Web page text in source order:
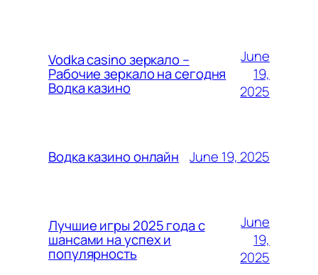
Vodka casino зеркало –
Рабочие зеркало на сегодня
Водка казино
June
19,
2025
Водка казино онлайн June 19, 2025
Лучшие игры 2025 года с
шансами на успех и
популярность
June
19,
2025